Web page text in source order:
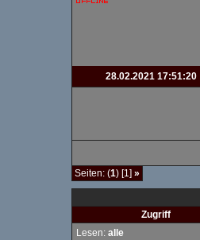
28.02.2021 17:51:20
Seiten: (1) [1] »
Zugriff
Lesen: alle